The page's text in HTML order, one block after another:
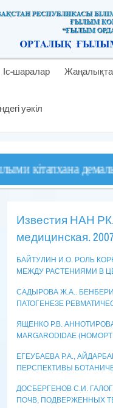
Іс-шаралар
уәкіл
демалыс және
Известия НАН
медицинская.
БАЙТУЛИН И.О. РОЛЬ
МЕЖДУ РАСТЕНИЯМИ В
САДЫРОВА Ж.А..
ПАТОГЕНЕЗЕ
ЯЩЕНКО Р.В.
MARGARODIDAE
ЕГЕУБАЕВА Р.А.,
ПЕРСПЕКТИВЫ
ДОСБЕРГЕНОВ С.И.
ПОЧВ, ПОДВЕРЖЕННЫХ